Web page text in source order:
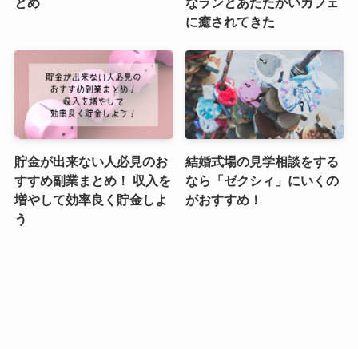
に癒されてきた
貯金が出来ない人必見のお
すすめ副業まとめ！ 収入を
増やして効率良く貯金しよ
う
結婚式場の見学相談をする
なら「ゼクシィ」にいくの
がおすすめ！